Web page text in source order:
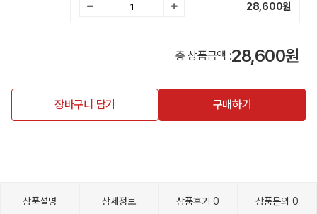
28,600원
총 상품금액 :28,600원
장바구니 담기 구매하기
상품설명 상세정보 상품후기0 상품문의0